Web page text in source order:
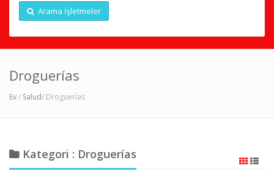
Arama İşletmeler
Droguerías
Ev/ Salud/ Droguerías
Kategori : Droguerías